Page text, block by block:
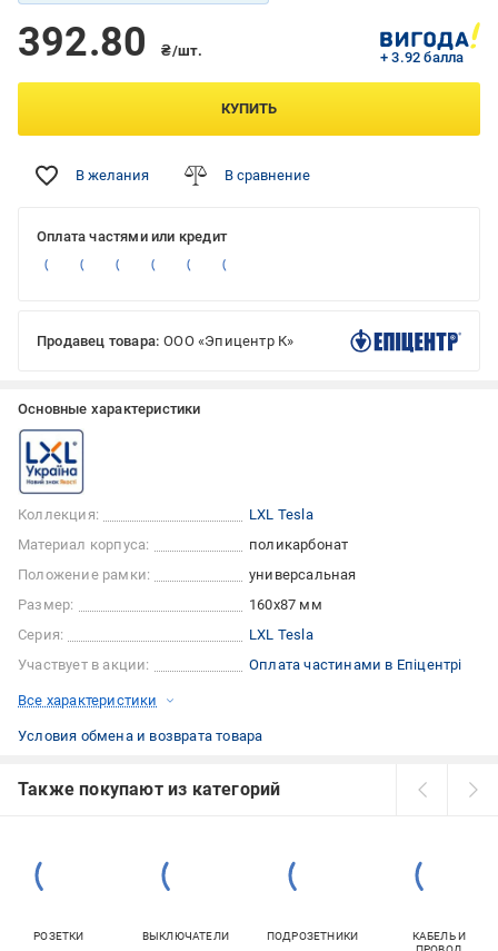
392.80 ₴/шт. + 3.92 балла
КУПИТЬ
В желания В сравнение
Оплата частями или кредит
Продавец товара: ООО «Эпицентр К»
Основные характеристики
Коллекция:
LXL Tesla
Материал корпуса:
поликарбонат
Положение рамки:
универсальная
Размер:
160x87 мм
Серия:
LXL Tesla
Участвует в акции:
Оплата частинами в Епіцентрі
Все характеристики
Условия обмена и возврата товара
Также покупают из категорий
РОЗЕТКИ ВЫКЛЮЧАТЕЛИ ПОДРОЗЕТНИКИ
КАБЕЛЬ И